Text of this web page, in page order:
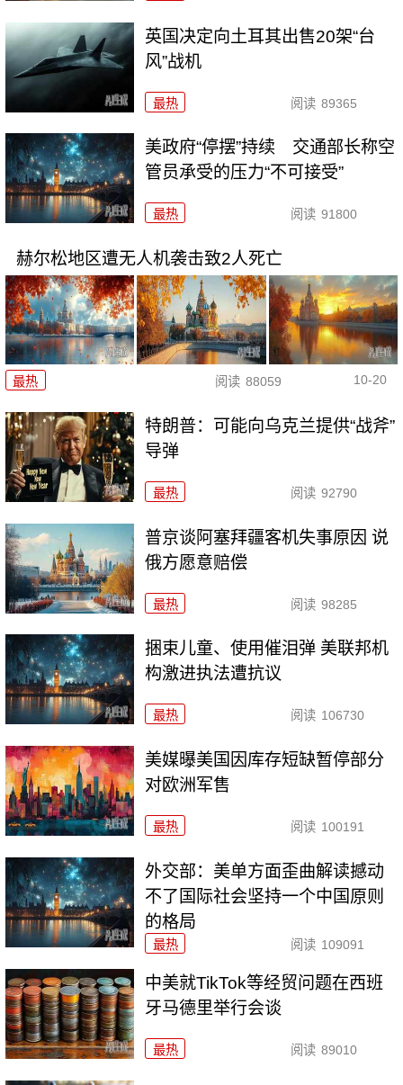
英国决定向土耳其出售20架“台
风”战机
最热 阅读 89365
美政府“停摆”持续 交通部长称空
管员承受的压力“不可接受”
最热 阅读 91800
赫尔松地区遭无人机袭击致2人死亡
最热 阅读 88059 10-20
特朗普：可能向乌克兰提供“战斧”
导弹
最热 阅读 92790
普京谈阿塞拜疆客机失事原因 说
俄方愿意赔偿
最热 阅读 98285
捆束儿童、使用催泪弹 美联邦机
构激进执法遭抗议
最热 阅读 106730
美媒曝美国因库存短缺暂停部分
对欧洲军售
最热 阅读 100191
外交部：美单方面歪曲解读撼动
不了国际社会坚持一个中国原则
的格局
最热 阅读 109091
中美就TikTok等经贸问题在西班
牙马德里举行会谈
最热 阅读 89010